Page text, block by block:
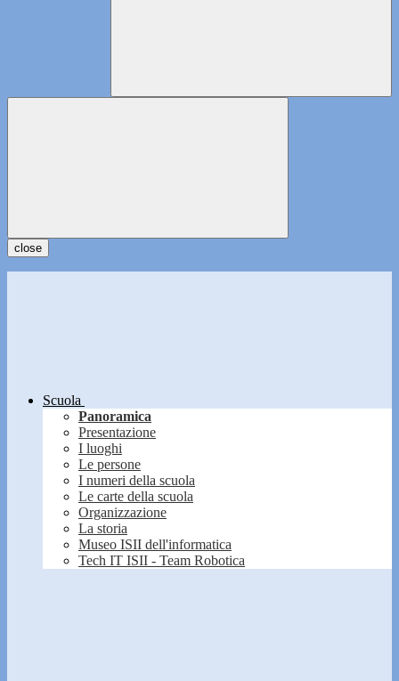
close
Scuola
Panoramica
Presentazione
I luoghi
Le persone
I numeri della scuola
Le carte della scuola
Organizzazione
La storia
Museo ISII dell'informatica
Tech IT ISII - Team Robotica